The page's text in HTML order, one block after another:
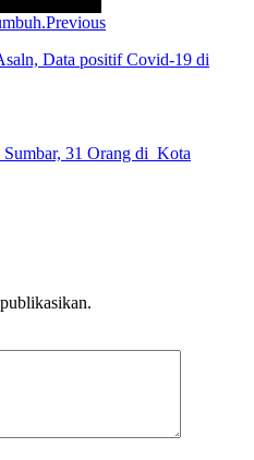
Previous
Data positif Covid-19 di
31 Orang di Kota